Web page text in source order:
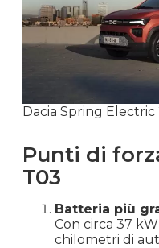
Dacia Spring
Punti di
T03
Batteria più
Con circa 37
chilometri di